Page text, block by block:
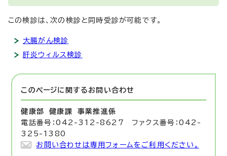
この検診は、次の検診と同時受診が可能です。
大腸がん検診
肝炎ウィルス検診
このページに関する お問い合わせ
健康部 健康課 事業推進係
電話番号：042-312-8627 ファクス番号：042-
325-1380
お問い合わせは専用フォームをご利用ください。